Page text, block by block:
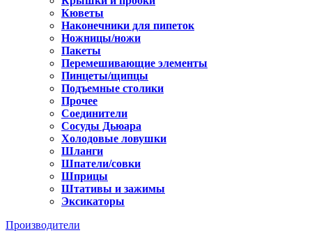
Кюветы
Наконечники для пипеток
Ножницы/ножи
Пакеты
Перемешивающие элементы
Пинцеты/щипцы
Подъемные столики
Прочее
Соединители
Сосуды Дьюара
Холодовые ловушки
Шланги
Шпатели/совки
Шприцы
Штативы и зажимы
Эксикаторы
Производители